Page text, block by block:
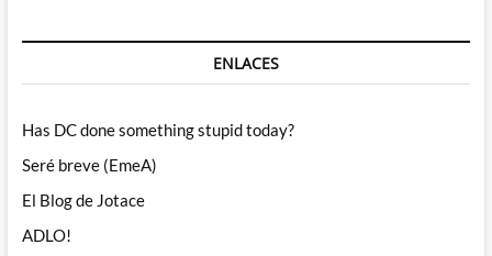
ENLACES
Has DC done something stupid today?
Seré breve (EmeA)
El Blog de Jotace
ADLO!